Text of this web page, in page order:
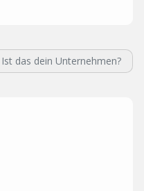
Ist das dein Unternehmen?